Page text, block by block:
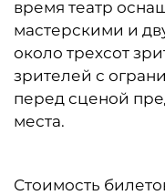
время театр
мастерскими и
около трехсот
зрителей с
перед сценой
места.
Стоимость